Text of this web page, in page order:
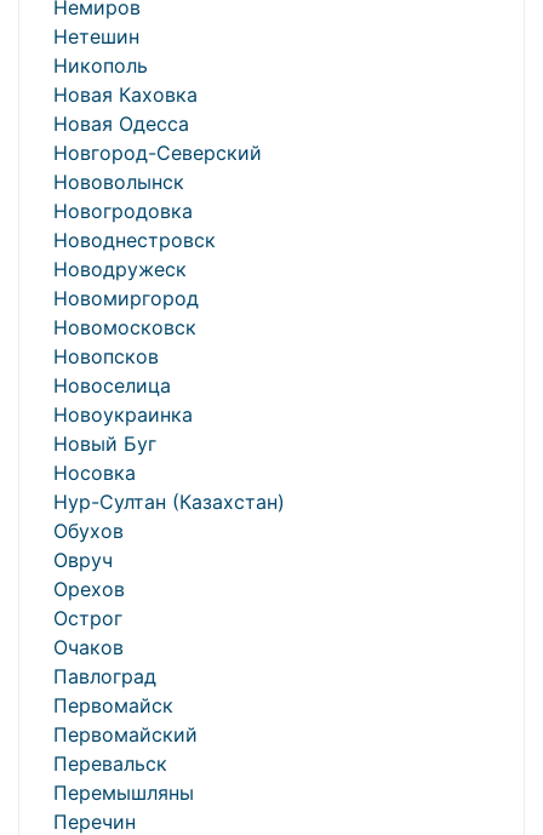
Немиров
Нетешин
Никополь
Новая Каховка
Новая Одесса
Новгород-Северский
Нововолынск
Новогродовка
Новоднестровск
Новодружеск
Новомиргород
Новомосковск
Новопсков
Новоселица
Новоукраинка
Новый Буг
Носовка
Нур-Султан (Казахстан)
Обухов
Овруч
Орехов
Острог
Очаков
Павлоград
Первомайск
Первомайский
Перевальск
Перемышляны
Перечин